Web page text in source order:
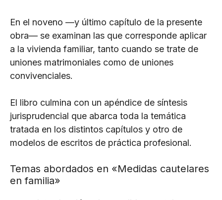
En el noveno —y último capítulo de la presente
obra— se examinan las que corresponde aplicar
a la vivienda familiar, tanto cuando se trate de
uniones matrimoniales como de uniones
convivenciales.
El libro culmina con un apéndice de síntesis
jurisprudencial que abarca toda la temática
tratada en los distintos capítulos y otro de
modelos de escritos de práctica profesional.
Temas abordados en «Medidas cautelares
en familia»